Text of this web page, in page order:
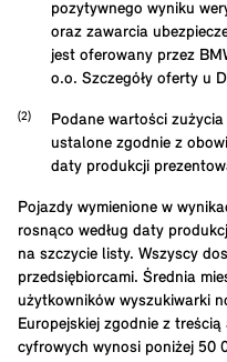
pozytywnego wyniku
oraz zawarcia
jest oferowany przez
o.o. Szczegóły oferty u
Podane wartości
ustalone zgodnie z
daty produkcji
Pojazdy wymienione w
rosnąco według daty
na szczycie listy. Wszyscy
przedsiębiorcami. Średnia
użytkowników wyszukiwarki
Europejskiej zgodnie z
cyfrowych wynosi poniżej 50